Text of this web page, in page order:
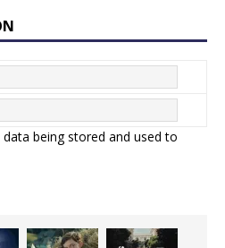
being stored and used to